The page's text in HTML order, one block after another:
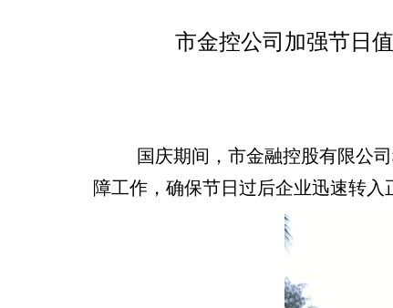
市金控公司加强节日
国庆期间，市金融控股有限公司
障工作，确保节日过后企业迅速转